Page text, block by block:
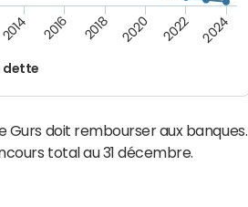
dette
2014 2016 2018 2020 2022 2024
Gurs doit rembourser aux banques.
total au 31 décembre.